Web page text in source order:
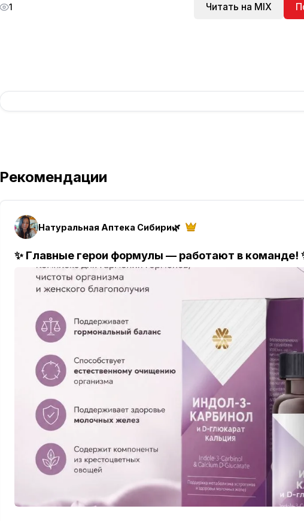
1 Читать на MIX
Рекомендации
Натуральная Аптека Сибири🌿
✨ Главные герои формулы — работают в команде!